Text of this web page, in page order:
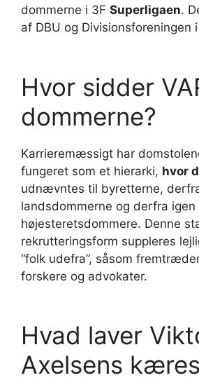
dommerne i 3F Superligaen.
af DBU og Divisionsforeningen
Hvor sidder
dommerne?
Karrieremæssigt har
fungeret som et hierarki, hvor
udnævntes til byretterne,
landsdommerne og derfra igen
højesteretsdommere. Denne
rekrutteringsform suppleres
“folk udefra”, såsom
forskere og advokater.
Hvad laver
Axelsens